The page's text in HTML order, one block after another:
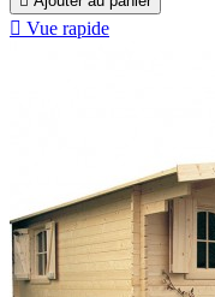
 Vue rapide